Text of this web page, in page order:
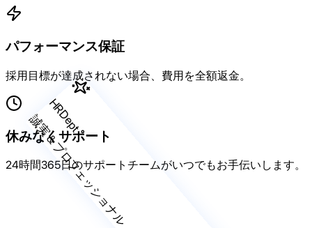
パフォーマンス保証
採用目標が達成されない場合、費用を全額返金。
休みなくサポート
24時間365日のサポートチームがいつでもお手伝いします。
HRDept
誠実＆プロフェッショナル